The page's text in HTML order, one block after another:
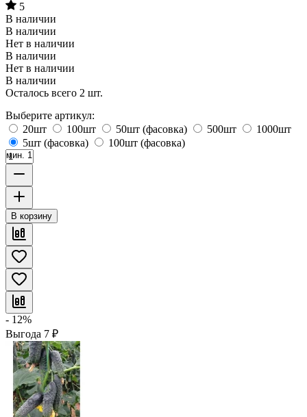
5
В наличии
В наличии
Нет в наличии
В наличии
Нет в наличии
В наличии
Осталось всего 2 шт.
Выберите артикул:
20шт
100шт 50шт (фасовка) 500шт
1000шт
5шт (фасовка)
100шт (фасовка)
мин. 1
В корзину
- 12%
Выгода 7 ₽